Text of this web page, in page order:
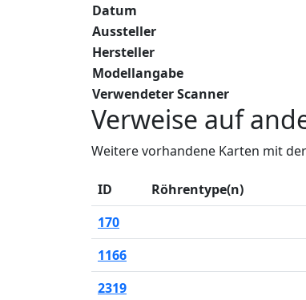
Datum
Aussteller
Hersteller
Modellangabe
Verwendeter Scanner
Verweise auf
Weitere vorhandene Karten mit
ID Röhrentype(n)
170
1166
2319